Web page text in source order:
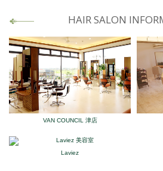
HAIR SALON
VAN COUNCIL 津店
Laviez